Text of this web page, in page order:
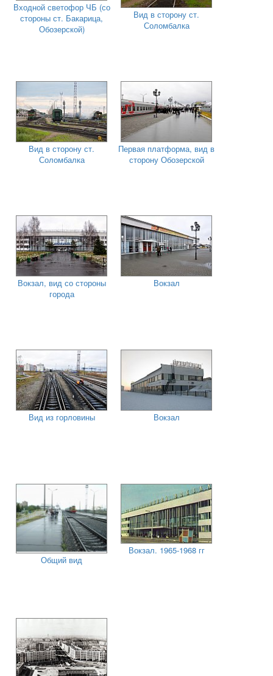
Входной светофор ЧБ (со
стороны ст. Бакарица,
Обозерской)
Вид в сторону ст.
Соломбалка
Вид в сторону ст.
Соломбалка
Первая платформа, вид в
сторону Обозерской
Вокзал, вид со стороны
города
Вокзал
Вид из горловины Вокзал
Общий вид
Вокзал. 1965-1968 гг